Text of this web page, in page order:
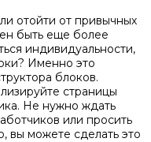
отойти от привычных
быть еще более
индивидуальности,
Именно это
блоков.
страницы
Не нужно ждать
или просить
вы можете сделать это